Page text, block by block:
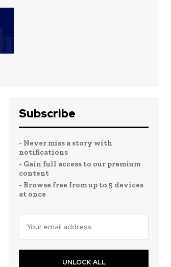
Subscribe
- Never miss a story with
notifications
- Gain full access to our premium
content
- Browse free from up to 5 devices
at once
UNLOCK ALL